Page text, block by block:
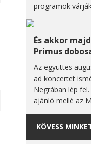
programok
És akkor
Primus
Az együttes
ad koncertet
Negrában lép
ajánló mellé az
KÖVESS